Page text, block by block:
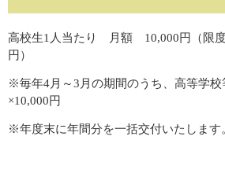
高校生1人当たり 月額 10,000円（限
円）
※毎年4月～3月の期間のうち、高等学
×10,000円
​※年度末に年間分を一括交付いたします